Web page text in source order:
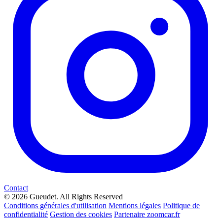
Contact
© 2026 Gueudet. All Rights Reserved
Conditions générales d'utilisation Mentions légales Politique de
confidentialité Gestion des cookies Partenaire zoomcar.fr